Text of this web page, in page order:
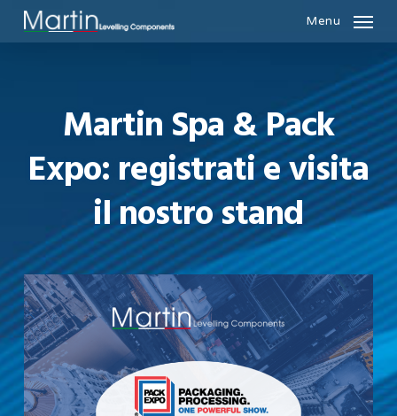
Skip
Menu
Martin Spa & Pack
Expo: registrati e visita
il nostro stand